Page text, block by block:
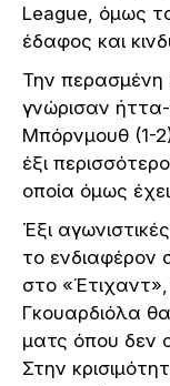
League, όμως
έδαφος και
Την περασμένη
γνώρισαν
Μπόρνμουθ (1-
έξι
οποία όμως
Έξι
το ενδιαφέρον
στο
Γκουαρδιόλα
ματς όπου δεν
Στην